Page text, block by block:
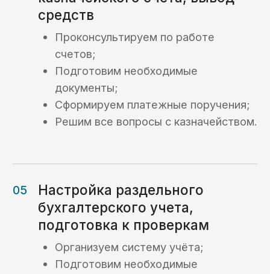
Ответы на часто
задаваемые вопросы
Кейсы по услугам
казначейского
сопровождения:
Кейсы
Кейс №1